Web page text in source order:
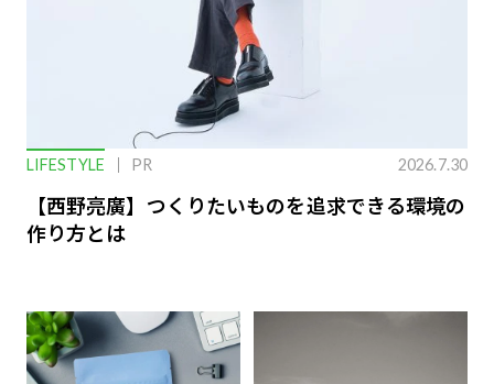
LIFESTYLE PR 2026.7.30
【西野亮廣】つくりたいものを追求できる環境の
作り方とは